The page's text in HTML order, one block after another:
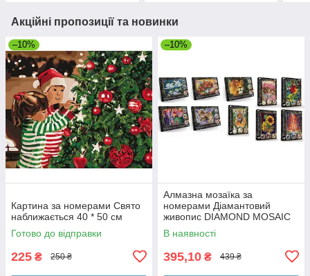
Акційні пропозиції та новинки
–10%
Картина за номерами Свято
наближається 40 * 50 см
Готово до відправки
225 ₴ 250 ₴
–10%
Алмазна мозаїка за
номерами Діамантовий
живопис DIAMOND MOSAIC
тм Danko Toys
В наявності
395,10 ₴ 439 ₴